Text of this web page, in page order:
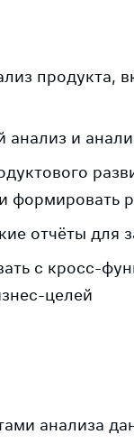
продукта,
и
формировать
отчёты
с кросс-
целей
анализа